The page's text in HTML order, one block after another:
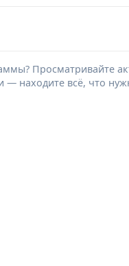
Просматривайте
находите всё, что